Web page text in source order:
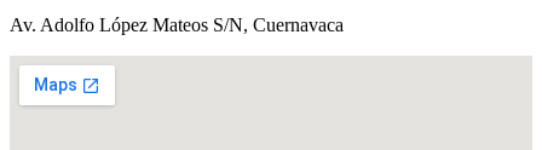
Av. Adolfo López Mateos S/N, Cuernavaca